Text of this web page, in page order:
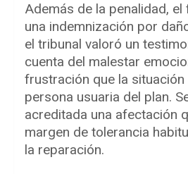
Además de la penalidad,
una indemnización por
el tribunal valoró un
cuenta del malestar
frustración que la situación
persona usuaria del plan.
acreditada una afectación
margen de tolerancia
la reparación.